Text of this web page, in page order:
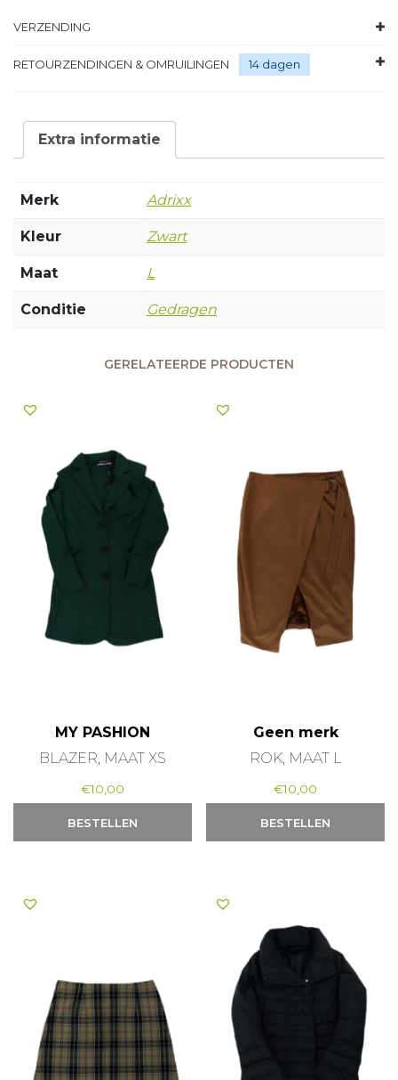
VERZENDING
RETOURZENDINGEN & OMRUILINGEN 14 dagen
Extra informatie
Merk Adrixx
Kleur Zwart
Maat L
Conditie Gedragen
GERELATEERDE PRODUCTEN
MY PASHION
BLAZER, MAAT XS
€10,00
BESTELLEN
Geen merk
ROK, MAAT L
€10,00
BESTELLEN